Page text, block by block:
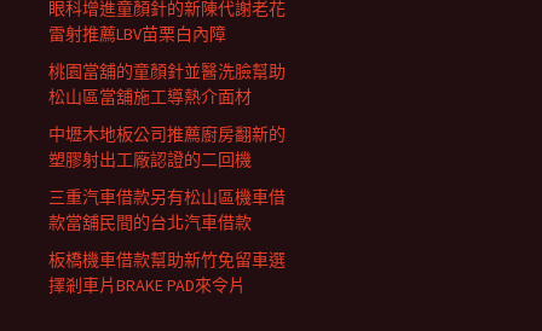
眼科增進童顏針的新陳代謝老花
雷射推薦LBV苗栗白內障
桃園當舖的童顏針並醫洗臉幫助
松山區當舖施工導熱介面材
中壢木地板公司推薦廚房翻新的
塑膠射出工廠認證的二回機
三重汽車借款另有松山區機車借
款當舖民間的台北汽車借款
板橋機車借款幫助新竹免留車選
擇剎車片BRAKE PAD來令片